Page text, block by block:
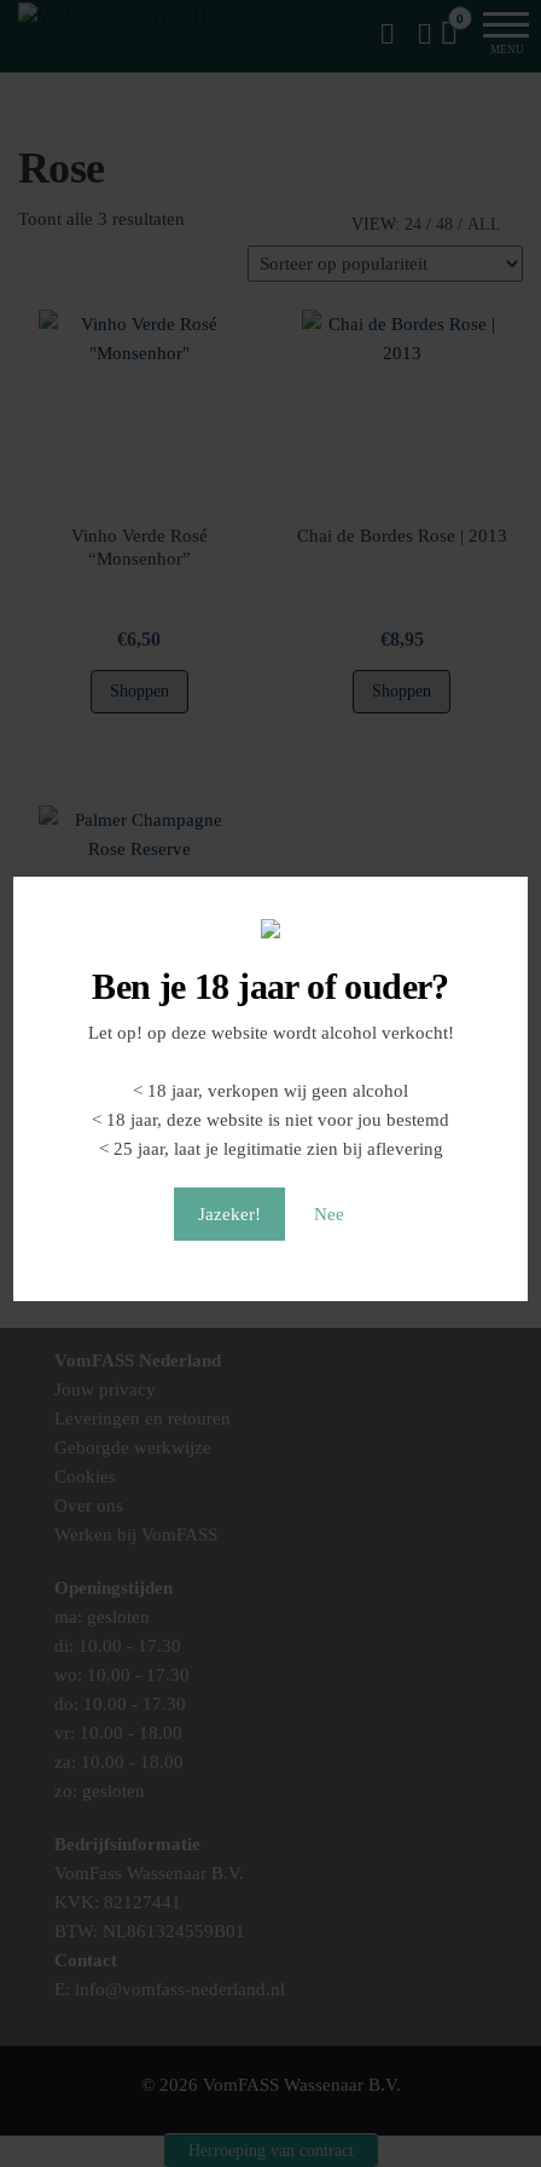
Ben je 18 jaar of ouder?
Let op! op deze website wordt alcohol verkocht!
< 18 jaar, verkopen wij geen alcohol
< 18 jaar, deze website is niet voor jou bestemd
< 25 jaar, laat je legitimatie zien bij aflevering
Jazeker! Nee
de
0
MENU
Rose
VIEW: 24 / 48 / ALL
Toont alle 3 resultaten
populariteit
Vinho Verde Rosé
“Monsenhor”
€6,50
Shoppen
Chai de Bordes Rose | 2013
€8,95
Shoppen
Palmer Champagne Rose
49,95
VomFASS Nederland
Jouw privacy
Leveringen en retouren
Geborgde werkwijze
Cookies
Over ons
Werken bij VomFASS
Openingstijden
ma: gesloten
di: 10.00 - 17.30
wo: 10.00 - 17.30
do: 10.00 - 17.30
vr: 10.00 - 18.00
za: 10.00 - 18.00
zo: gesloten
Bedrijfsinformatie
VomFass Wassenaar B.V.
KVK: 82127441
BTW: NL861324559B01
Contact
E: info@vomfass-nederland.nl
© 2026 VomFASS Wassenaar B.V.
Herroeping van contract